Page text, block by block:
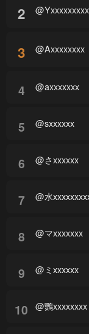
2
3 @Axxxxxxxx
4 @axxxxxxx
5 @sxxxxxx
6 @さxxxxxx
7 @水
8 @マxxxxxxx
9 @ミxxxxxx
10 @鸚xxxxxxxx